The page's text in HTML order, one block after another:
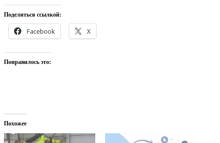
Поделиться ссылкой:
Facebook X
Понравилось это:
Похожее